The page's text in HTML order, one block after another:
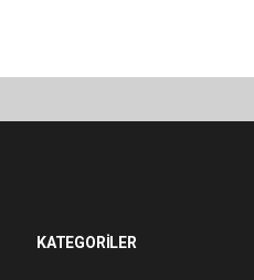
KATEGORİLER